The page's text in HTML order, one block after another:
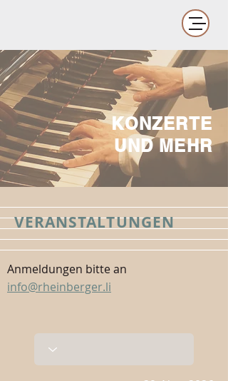
KONZERTE
UND MEHR
VERANSTALTUNGEN
Anmeldungen bitte an
info@rheinberger.li